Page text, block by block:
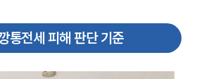
통전세 피해 판단 기준